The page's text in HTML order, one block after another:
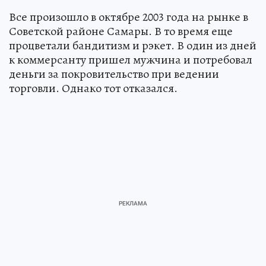
Все произошло в октябре 2003 года на рынке в
Советской районе Самары. В то время еще
процветали бандитизм и рэкет. В один из дней
к коммерсанту пришел мужчина и потребовал
деньги за покровительство при ведении
торговли. Однако тот отказался.